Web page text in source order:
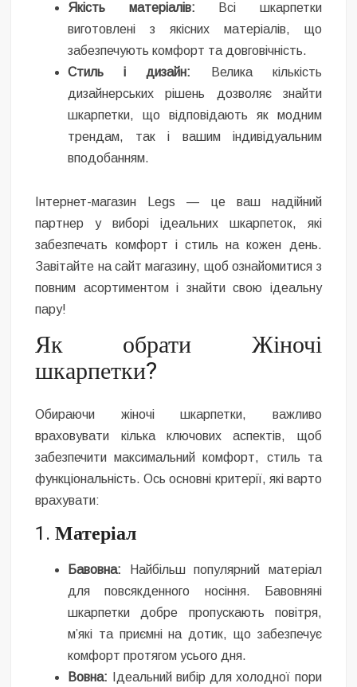
Якість матеріалів: Всі шкарпетки
виготовлені з якісних матеріалів, що
забезпечують комфорт та довговічність.
Стиль і дизайн: Велика кількість
дизайнерських рішень дозволяє знайти
шкарпетки, що відповідають як модним
трендам, так і вашим індивідуальним
вподобанням.
Інтернет-магазин Legs — це ваш надійний
партнер у виборі ідеальних шкарпеток, які
забезпечать комфорт і стиль на кожен день.
Завітайте на сайт магазину, щоб ознайомитися з
повним асортиментом і знайти свою ідеальну
пару!
Як обрати Жіночі
шкарпетки?
Обираючи жіночі шкарпетки, важливо
враховувати кілька ключових аспектів, щоб
забезпечити максимальний комфорт, стиль та
функціональність. Ось основні критерії, які варто
врахувати:
1.Матеріал
Бавовна: Найбільш популярний матеріал
для повсякденного носіння. Бавовняні
шкарпетки добре пропускають повітря,
м’які та приємні на дотик, що забезпечує
комфорт протягом усього дня.
Вовна: Ідеальний вибір для холодної пори